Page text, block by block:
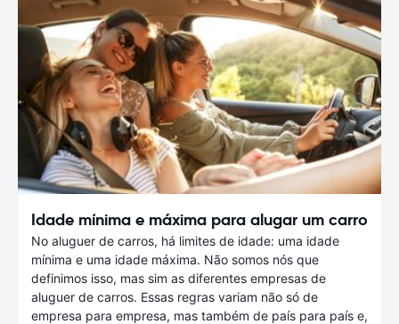
Idade mínima e máxima para alugar um carro
No aluguer de carros, há limites de idade: uma idade
mínima e uma idade máxima. Não somos nós que
definimos isso, mas sim as diferentes empresas de
aluguer de carros. Essas regras variam não só de
empresa para empresa, mas também de país para país e,